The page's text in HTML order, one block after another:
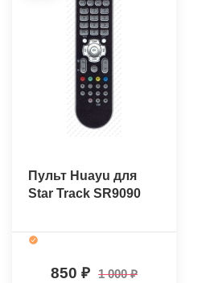
Пульт Huayu для
Star Track SR9090
850 1 000